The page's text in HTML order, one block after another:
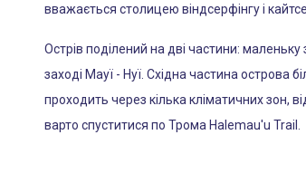
вважається столицею віндсерфінгу і
Острів поділений на дві частини: маленьку
заході Мауї - Нуї. Східна частина острова
проходить через кілька кліматичних зон,
варто спуститися по Трома Halemau'u Trail.